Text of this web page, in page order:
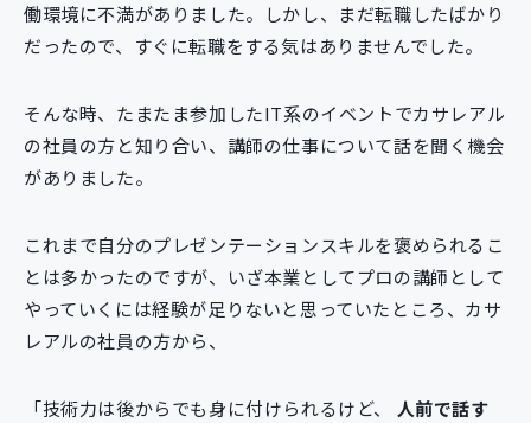
働環境に不満がありました。しかし、まだ転職したばかり
だったので、すぐに転職をする気はありませんでした。
そんな時、たまたま参加したIT系のイベントでカサレアル
の社員の方と知り合い、講師の仕事について話を聞く機会
がありました。
これまで自分のプレゼンテーションスキルを褒められるこ
とは多かったのですが、いざ本業としてプロの講師として
やっていくには経験が足りないと思っていたところ、カサ
レアルの社員の方から、
「技術力は後からでも身に付けられるけど、 人前で話す